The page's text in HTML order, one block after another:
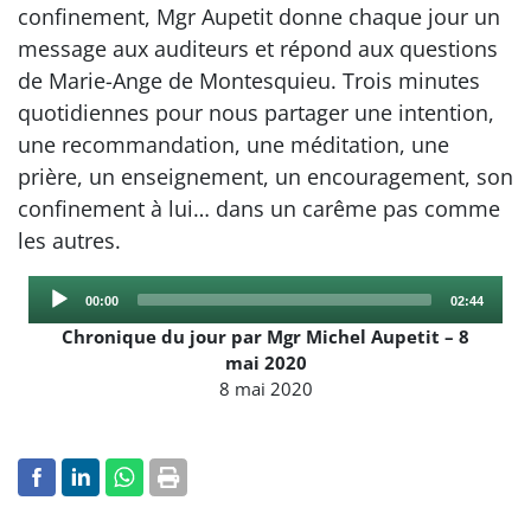
confinement, Mgr Aupetit donne chaque jour un
message aux auditeurs et répond aux questions
de Marie-Ange de Montesquieu. Trois minutes
quotidiennes pour nous partager une intention,
une recommandation, une méditation, une
prière, un enseignement, un encouragement, son
confinement à lui… dans un carême pas comme
les autres.
Player
Current
00:00
Total
02:44
Chronique du jour par Mgr Michel Aupetit – 8
mai 2020
8 mai 2020